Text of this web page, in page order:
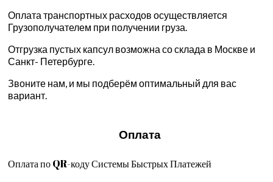
Оплата транспортных расходов осуществляется
Грузополучателем при получении груза.
Отгрузка пустых капсул возможна со склада в Москве и
Санкт- Петербурге.
Звоните нам, и мы подберём оптимальный для вас
вариант.
Оплата
Оплата по QR-коду Системы Быстрых Платежей